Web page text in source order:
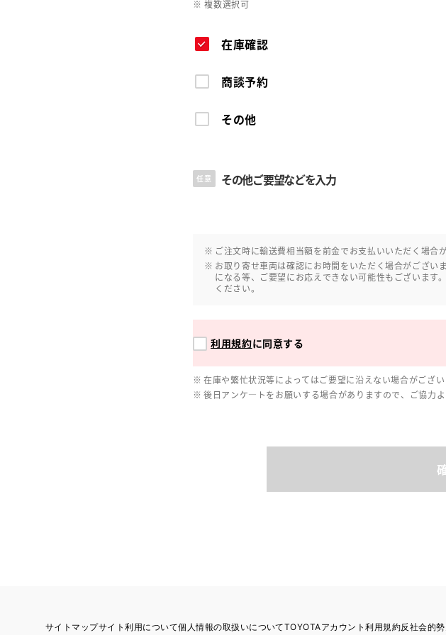
※ 複数選択可
在庫確認
商談予約
その他
任意 その他ご要望などを入力
ご注文時に輸送費相当額を前金でお支払いいただく場合
お取り寄せ車両は確認にお時間をいただく場合がござい
になる等、ご要望にお応えできない可能性もございます
ください。
利用規約に同意する
在庫や繁忙状況等によってはご要望に沿えない場合がござい
後日アンケ―トをお願いする場合がありますので、ご協力よ
サイトマップサイト利用について個人情報の取扱いについてTOYOTAアカウント利用規約反社会的